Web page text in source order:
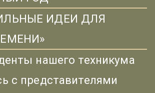
ИДЕИ ДЛЯ
нашего техникума
с представителями